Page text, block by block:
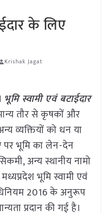
के लिए
Krishak Jagat
भूमि स्वामी एवं बटाईदार
तौर से कृषकों और
व्यक्तियों को धन या
भूमि का लेन-देन
अन्य स्थानीय नामो
भूमि स्वामी एवं
2016 के अनुरूप
प्रदान की गई है।